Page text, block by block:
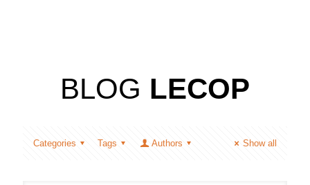
BLOG LECOP
Categories Tags Authors Show all